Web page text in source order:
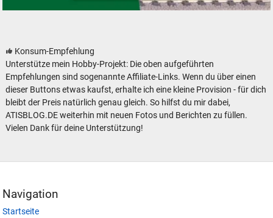
Konsum-Empfehlung
Unterstütze mein Hobby-Projekt: Die oben aufgeführten
Empfehlungen sind sogenannte Affiliate-Links. Wenn du über einen
dieser Buttons etwas kaufst, erhalte ich eine kleine Provision - für dich
bleibt der Preis natürlich genau gleich. So hilfst du mir dabei,
ATISBLOG.DE weiterhin mit neuen Fotos und Berichten zu füllen.
Vielen Dank für deine Unterstützung!
Navigation
Startseite